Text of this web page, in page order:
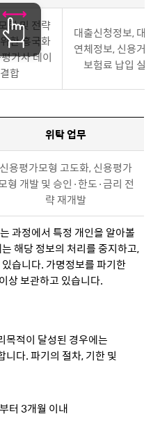
형 및 전략
한 흥국화
가사 데이
합
대출신청정보, 대출
연체정보, 신용거래
보험료 납입 실적
위탁 업무
신용평가모형 고도화, 신용평가
형 개발 및 승인·한도·금리 전
략 재개발
과정에서 특정 개인을 알아볼
해당 정보의 처리를 중지하고,
습니다. 가명정보를 파기한
상 보관하고 있습니다.
목적이 달성된 경우에는
니다. 파기의 절차, 기한 및
터 3개월 이내